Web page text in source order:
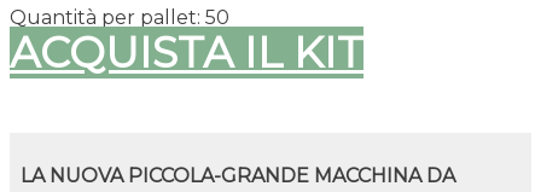
Quantità per pallet: 50
ACQUISTA IL KIT
LA NUOVA PICCOLA-GRANDE MACCHINA DA